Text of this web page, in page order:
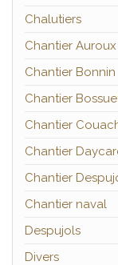
Chalutiers
Chantier Auroux
Chantier Bonnin
Chantier
Chantier
Chantier
Chantier
Chantier naval
Despujols
Divers